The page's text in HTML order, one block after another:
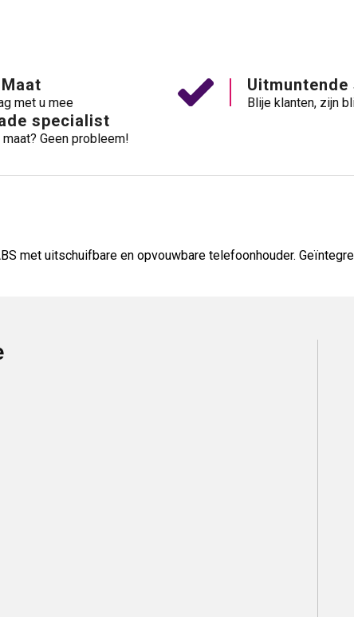
met u mee Blije klanten, zijn
specialist
Geen probleem!
met uitschuifbare en opvouwbare telefoonhouder.